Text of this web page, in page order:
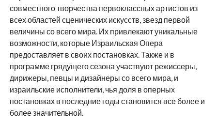
совместного творчества первоклассных артистов из
всех областей сценических искусств, звезд первой
величины со всего мира. Их привлекают уникальные
возможности, которые Израильская Опера
предоставляет в своих постановках. Также и в
программе грядущего сезона участвуют режиссеры,
дирижеры, певцы и дизайнеры со всего мира, и
израильские исполнители, чья доля в оперных
постановках в последние годы становится все более и
более значительной.